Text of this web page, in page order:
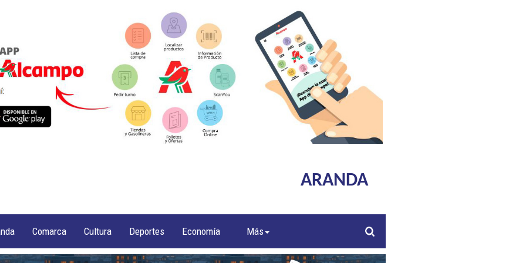
ARANDA
Comarca Cultura Deportes Economía Más